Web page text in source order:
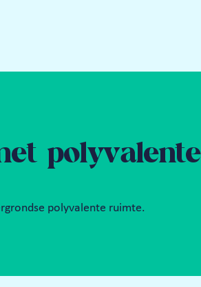
polyvalente
polyvalente ruimte.